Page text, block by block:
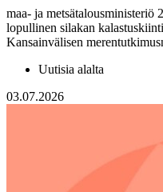
maa- ja metsätalousministeriö
lopullinen silakan
Kansainvälisen
Uutisia alalta
03.07.2026